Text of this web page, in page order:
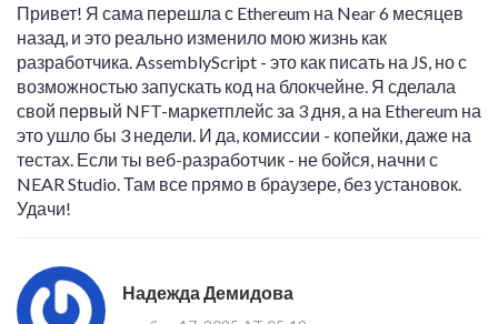
Привет! Я сама перешла с Ethereum на Near 6 месяцев
назад, и это реально изменило мою жизнь как
разработчика. AssemblyScript - это как писать на JS, но с
возможностью запускать код на блокчейне. Я сделала
свой первый NFT-маркетплейс за 3 дня, а на Ethereum на
это ушло бы 3 недели. И да, комиссии - копейки, даже на
тестах. Если ты веб-разработчик - не бойся, начни с
NEAR Studio. Там все прямо в браузере, без установок.
Удачи!
Надежда Демидова